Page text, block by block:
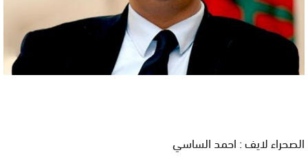
الصحراء لايف : احمد الساسي